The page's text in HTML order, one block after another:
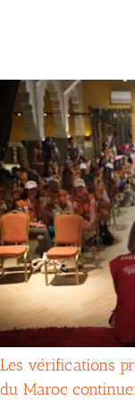
Les vérifications
du Maroc